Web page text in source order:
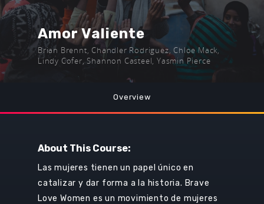
Amor Valiente
Brian Brennt, Chandler Rodriguez, Chloe Mack,
Lindy Cofer, Shannon Casteel, Yasmin Pierce
Overview
About This Course:
Las mujeres tienen un papel único en
catalizar y dar forma a la historia. Brave
Love Women es un movimiento de mujeres